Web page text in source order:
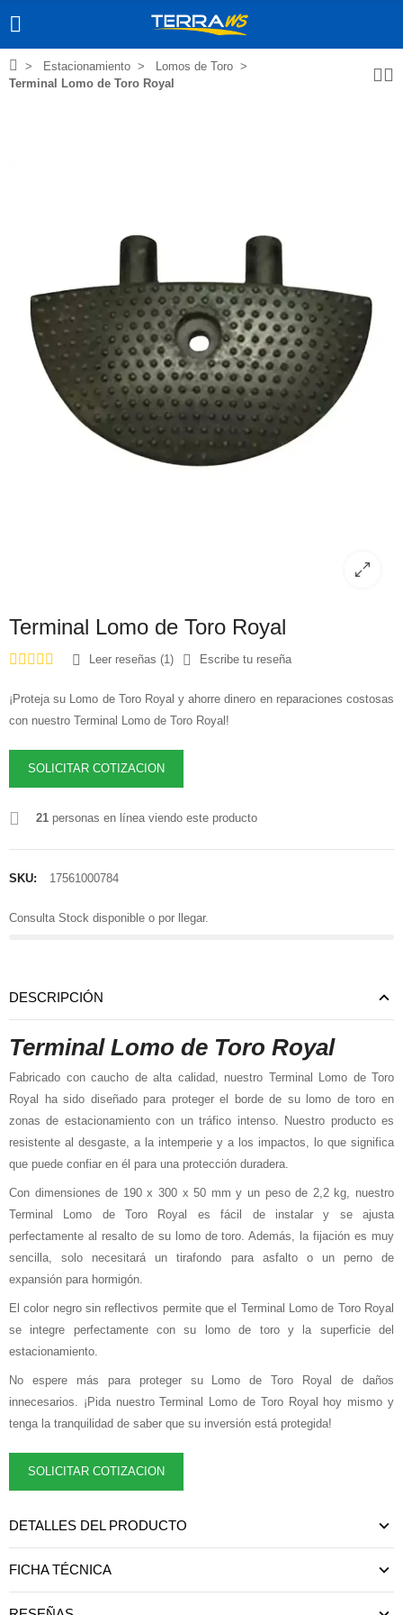
Estacionamiento
Lomos de Toro
Terminal Lomo de Toro Royal
Terminal Lomo de Toro Royal
Leer reseñas (1) Escribe tu reseña
¡Proteja su Lomo de Toro Royal y ahorre dinero en reparaciones costosas
con nuestro Terminal Lomo de Toro Royal!
SOLICITAR COTIZACION
21 personas en línea viendo este producto
SKU: 17561000784
Consulta Stock disponible o por llegar.
DESCRIPCIÓN
Terminal Lomo de Toro Royal
Fabricado con caucho de alta calidad, nuestro Terminal Lomo de Toro
Royal ha sido diseñado para proteger el borde de su lomo de toro en
zonas de estacionamiento con un tráfico intenso. Nuestro producto es
resistente al desgaste, a la intemperie y a los impactos, lo que significa
que puede confiar en él para una protección duradera.
Con dimensiones de 190 x 300 x 50 mm y un peso de 2,2 kg, nuestro
Terminal Lomo de Toro Royal es fácil de instalar y se ajusta
perfectamente al resalto de su lomo de toro. Además, la fijación es muy
sencilla, solo necesitará un tirafondo para asfalto o un perno de
expansión para hormigón.
El color negro sin reflectivos permite que el Terminal Lomo de Toro Royal
se integre perfectamente con su lomo de toro y la superficie del
estacionamiento.
No espere más para proteger su Lomo de Toro Royal de daños
innecesarios. ¡Pida nuestro Terminal Lomo de Toro Royal hoy mismo y
tenga la tranquilidad de saber que su inversión está protegida!
SOLICITAR COTIZACION
DETALLES DEL PRODUCTO
FICHA TÉCNICA